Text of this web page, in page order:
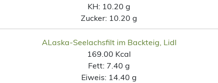
KH: 10.20 g
Zucker: 10.20 g
ALaska-Seelachsfilt im Backteig, Lidl
169.00 Kcal
Fett: 7.40 g
Eiweis: 14.40 g